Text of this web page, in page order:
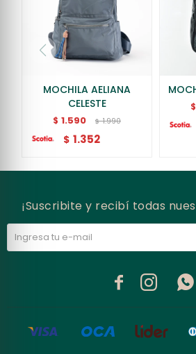
MOCHILA AELIANA
CELESTE
$ 1.590 $ 1.990
$ 1.352
$
¡Suscribite y recibí todas
  